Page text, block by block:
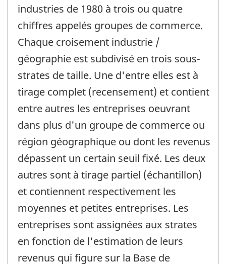
industries de 1980 à trois ou quatre
chiffres appelés groupes de commerce.
Chaque croisement industrie /
géographie est subdivisé en trois sous-
strates de taille. Une d'entre elles est à
tirage complet (recensement) et contient
entre autres les entreprises oeuvrant
dans plus d'un groupe de commerce ou
région géographique ou dont les revenus
dépassent un certain seuil fixé. Les deux
autres sont à tirage partiel (échantillon)
et contiennent respectivement les
moyennes et petites entreprises. Les
entreprises sont assignées aux strates
en fonction de l'estimation de leurs
revenus qui figure sur la Base de